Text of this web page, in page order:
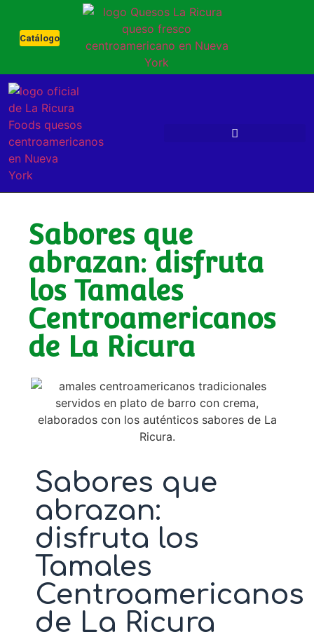
Catálogo
Sabores que
abrazan: disfruta
los Tamales
Centroamericanos
de La Ricura
Sabores que
abrazan:
disfruta los
Tamales
Centroamericanos
de La Ricura